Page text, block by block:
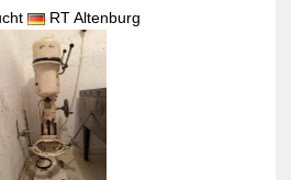
RT Altenburg